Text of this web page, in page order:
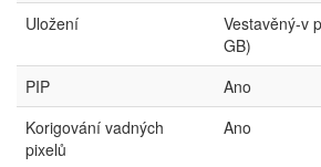
Uložení
Vestavěný-v
GB)
PIP
Ano
Korigování vadných
pixelů
Ano